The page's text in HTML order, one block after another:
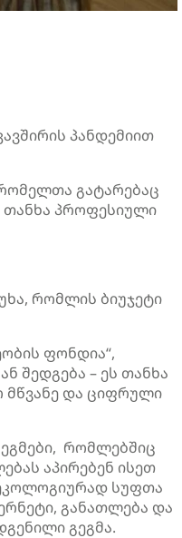
პანდემიით
გატარებაც
თანხა პროფესიული
რომლის ბიუჯეტი
ფონდია“,
შედგება – ეს თანხა
მწვანე და ციფრული
რომლებშიც
აპირებენ ისეთ
სუფთა
განათლება და
გეგმა.